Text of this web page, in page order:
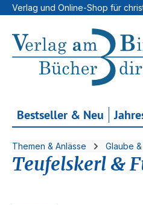
Hauptinhalt springen
Zur Suche springen
Zur Hauptnavigation
Verlag und Online-Shop für
Bestseller & Neu
Themen & Anlässe Glaube
Teufelskerl &